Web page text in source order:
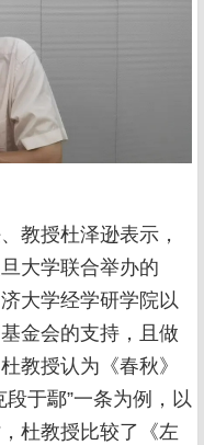
教授杜泽逊表示，
大学联合举办的
大学经学研学院以
金会的支持，且做
教授认为《春秋》
于鄢”一条为例，以
杜教授比较了《左